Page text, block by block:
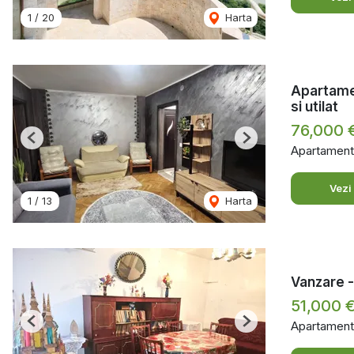
1 / 20 Harta
1 / 13 Harta
Previous Next
si utilat
76,000
Previous Next
Vanzare
51,000